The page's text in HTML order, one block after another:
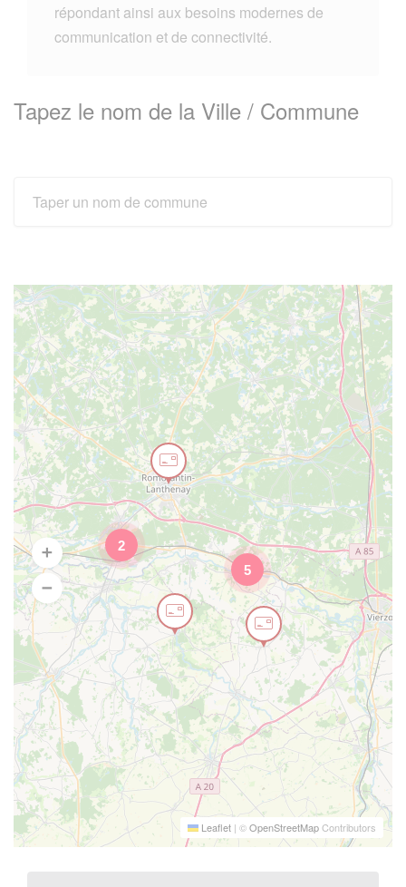
répondant ainsi aux besoins modernes de
communication et de connectivité.
Tapez le nom de la Ville / Commune
2
5
Leaflet | ©OpenStreetMapContributors